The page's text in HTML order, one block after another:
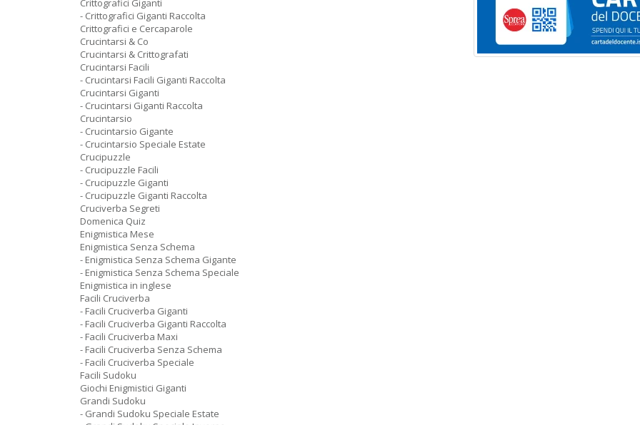
Crittografici Giganti
- Crittografici Giganti Raccolta
Crittografici e Cercaparole
Crucintarsi & Co
Crucintarsi & Crittografati
Crucintarsi Facili
- Crucintarsi Facili Giganti Raccolta
Crucintarsi Giganti
- Crucintarsi Giganti Raccolta
Crucintarsio
- Crucintarsio Gigante
- Crucintarsio Speciale Estate
Crucipuzzle
- Crucipuzzle Facili
- Crucipuzzle Giganti
- Crucipuzzle Giganti Raccolta
Cruciverba Segreti
Domenica Quiz
Enigmistica Mese
Enigmistica Senza Schema
- Enigmistica Senza Schema Gigante
- Enigmistica Senza Schema Speciale
Enigmistica in inglese
Facili Cruciverba
- Facili Cruciverba Giganti
- Facili Cruciverba Giganti Raccolta
- Facili Cruciverba Maxi
- Facili Cruciverba Senza Schema
- Facili Cruciverba Speciale
Facili Sudoku
Giochi Enigmistici Giganti
Grandi Sudoku
- Grandi Sudoku Speciale Estate